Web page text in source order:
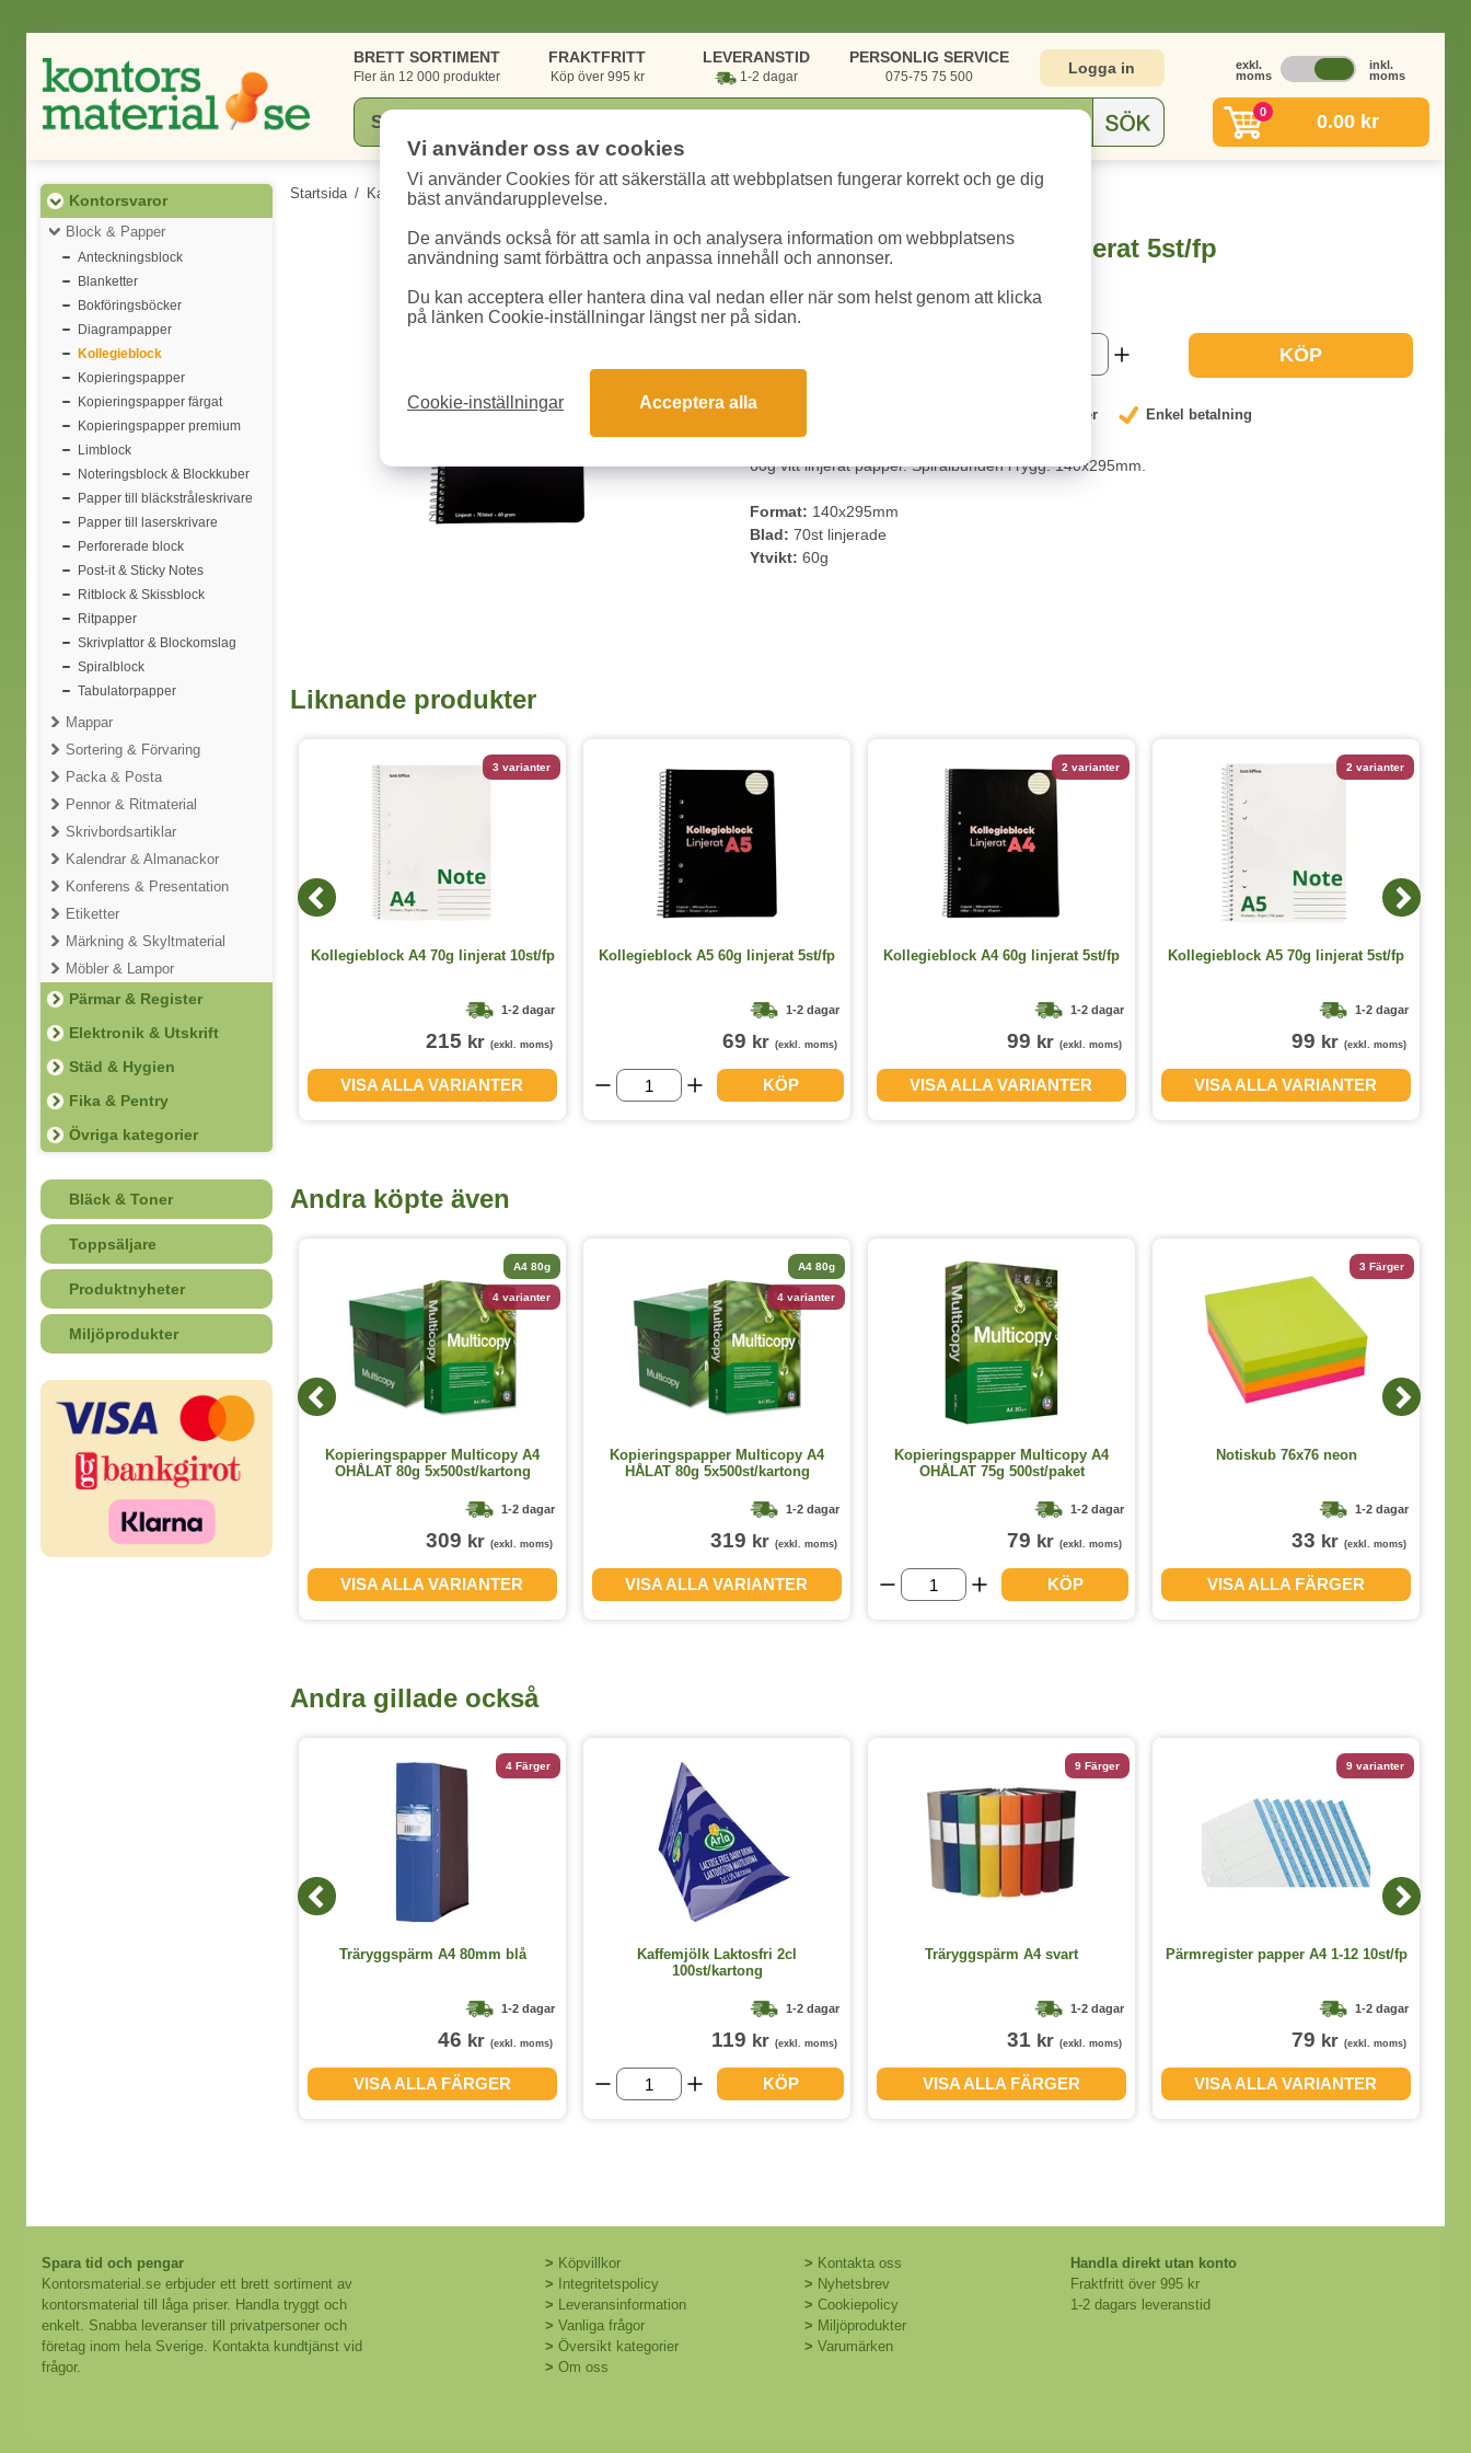
BRETT SORTIMENT
Fler än 12 000 produkter
FRAKTFRITT
Köp över 995 kr
LEVERANSTID
1-2 dagar
PERSONLIG SERVICE
075-75 75 500 Logga in
exkl.
moms
inkl.
moms
0 0.00 kr
Kontorsvaror
Block & Papper
Anteckningsblock
Blanketter
Bokföringsböcker
Diagrampapper
Kollegieblock
Kopieringspapper
Kopieringspapper färgat
Kopieringspapper premium
Limblock
Noteringsblock & Blockkuber
Papper till bläckstråleskrivare
Papper till laserskrivare
Perforerade block
Post-it & Sticky Notes
Ritblock & Skissblock
Ritpapper
Skrivplattor & Blockomslag
Spiralblock
Tabulatorpapper
Mappar
Sortering & Förvaring
Packa & Posta
Pennor & Ritmaterial
Skrivbordsartiklar
Kalendrar & Almanackor
Konferens & Presentation
Etiketter
Märkning & Skyltmaterial
Möbler & Lampor
Pärmar & Register
Elektronik & Utskrift
Städ & Hygien
Fika & Pentry
Övriga kategorier
Bläck & Toner
Toppsäljare
Produktnyheter
Miljöprodukter
Startsida / Kategorier / Kontorsvaror / Block & Papper Spiralkladd 140x295mm linjerat 5st/fp
Spiralkladd 140x295mm linjerat 5st/fp
Art.nr:13662 Enhet:5 st 1-2 dagar
KÖP
Garanterat låga priser Enkel betalning
60g vitt linjerat papper. Spiralbunden i rygg. 140x295mm.
Format: 140x295mm
Blad: 70st linjerade
Ytvikt: 60g
Liknande produkter
Kollegieblock Oxford My Re´cup A4
rutat sorterade färger
105kr
3 varianter
Kollegieblock A4 70g linjerat 10st/fp
1-2 dagar
215 kr (exkl. moms)
VISA ALLA VARIANTER
Kollegieblock A5 60g linjerat 5st/fp
1-2 dagar
69 kr (exkl. moms)
KÖP
2 varianter
Kollegieblock A4 60g linjerat 5st/fp
1-2 dagar
99 kr (exkl. moms)
VISA ALLA VARIANTER
2 varianter
Kollegieblock A5 70g linjerat 5st/fp
1-2 dagar
99 kr (exkl. moms)
VISA ALLA VARIANTER
Andra köpte även
4 varianter
Häftklammer 13/8 5000st/ask
155kr (exkl. moms)
A4 80g
4 varianter
Kopieringspapper Multicopy A4
OHÅLAT 80g 5x500st/kartong
1-2 dagar
309 kr (exkl. moms)
VISA ALLA VARIANTER
A4 80g
4 varianter
Kopieringspapper Multicopy A4
HÅLAT 80g 5x500st/kartong
1-2 dagar
319 kr (exkl. moms)
VISA ALLA VARIANTER
Kopieringspapper Multicopy A4
OHÅLAT 75g 500st/paket
1-2 dagar
79 kr (exkl. moms)
KÖP
3 Färger
Notiskub 76x76 neon
1-2 dagar
33 kr (exkl. moms)
VISA ALLA FÄRGER
Andra gillade också
4 Färger
Träryggspärm A4 80mm blå
1-2 dagar
46 kr (exkl. moms)
VISA ALLA FÄRGER
Kaffemjölk Laktosfri 2cl
100st/kartong
1-2 dagar
119 kr (exkl. moms)
KÖP
9 Färger
Träryggspärm A4 svart
1-2 dagar
31 kr (exkl. moms)
VISA ALLA FÄRGER
9 varianter
Pärmregister papper A4 1-12 10st/fp
1-2 dagar
79 kr (exkl. moms)
VISA ALLA VARIANTER
Spara tid och pengar
Kontorsmaterial.se erbjuder ett brett sortiment av
kontorsmaterial till låga priser. Handla tryggt och
enkelt. Snabba leveranser till privatpersoner och
företag inom hela Sverige. Kontakta kundtjänst vid
frågor.
> Köpvillkor
>
Integritetspolicy
> Leveransinformation
> Vanliga frågor
> Översikt kategorier
> Om oss
> Kontakta oss
> Nyhetsbrev
> Cookiepolicy
> Miljöprodukter
> Varumärken
Handla direkt utan konto
Fraktfritt över 995 kr
1-2 dagars leveranstid
Vi använder oss av cookies
Vi använder Cookies för att säkerställa att webbplatsen fungerar korrekt och ge dig
bäst användarupplevelse.
De används också för att samla in och analysera information om webbplatsens
användning samt förbättra och anpassa innehåll och annonser.
Du kan acceptera eller hantera dina val nedan eller när som helst genom att klicka
på länken Cookie-inställningar längst ner på sidan.
Cookie-inställningar Acceptera alla